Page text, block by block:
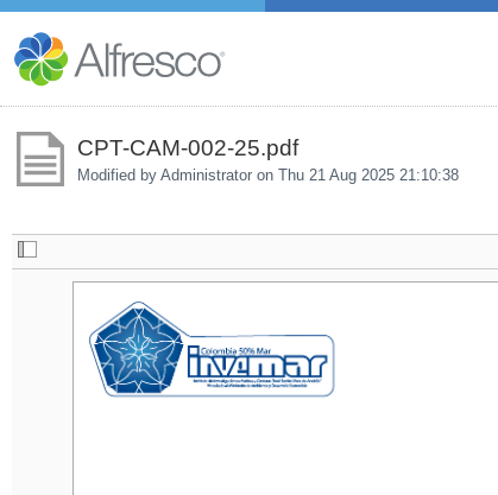
CPT-CAM-002-25.pdf
Modified by Administrator on Thu 21 Aug 2025 21:10:38